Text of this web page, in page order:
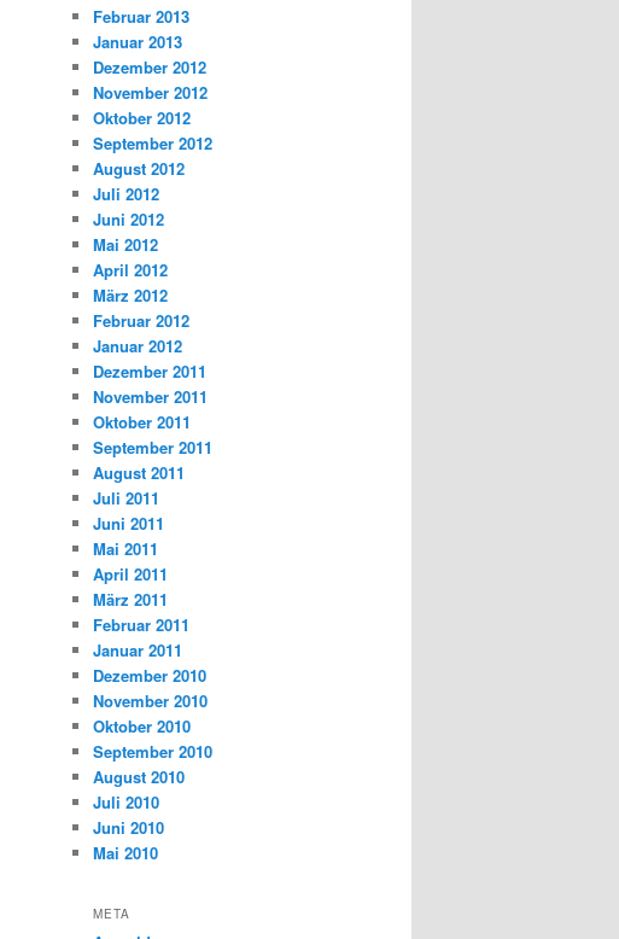
Februar 2013
Januar 2013
Dezember 2012
November 2012
Oktober 2012
September 2012
August 2012
Juli 2012
Juni 2012
Mai 2012
April 2012
März 2012
Februar 2012
Januar 2012
Dezember 2011
November 2011
Oktober 2011
September 2011
August 2011
Juli 2011
Juni 2011
Mai 2011
April 2011
März 2011
Februar 2011
Januar 2011
Dezember 2010
November 2010
Oktober 2010
September 2010
August 2010
Juli 2010
Juni 2010
Mai 2010
META